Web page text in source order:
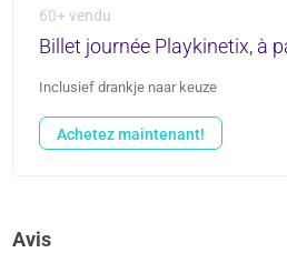
60+ vendu
Billet journée Playkinetix, à
Inclusief drankje naar keuze
Achetez maintenant!
Avis